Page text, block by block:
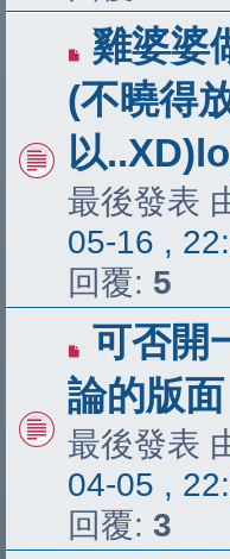
雞婆婆
(不曉得
以
最後發表
05-16 ,
回覆: 5
可否開
論的版面
最後發表
04-05 ,
回覆: 3